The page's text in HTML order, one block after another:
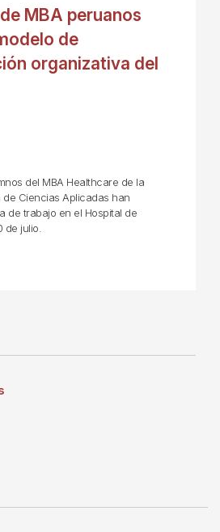
MBA peruanos
de
organizativa del
del MBA Healthcare de la
de Ciencias Aplicadas han
de trabajo en el Hospital de
de julio.